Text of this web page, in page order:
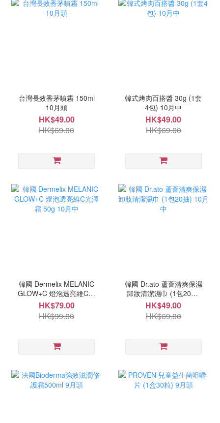
台灣長效香茅噴霧 150ml
10月頭
HK$49.00
HK$69.00
韓式烤肉百搭醬 30g (1套
4包) 10月中
HK$49.00
HK$69.00
韓國 Dermelix MELANIC
GLOW+C 燈泡透亮維C光
澤霜 50g 10月中
HK$79.00
HK$99.00
韓國 Dr.ato 蘆薈清爽保濕
卸妝清潔濕巾 (1包20抽)
10月中
HK$49.00
HK$69.00